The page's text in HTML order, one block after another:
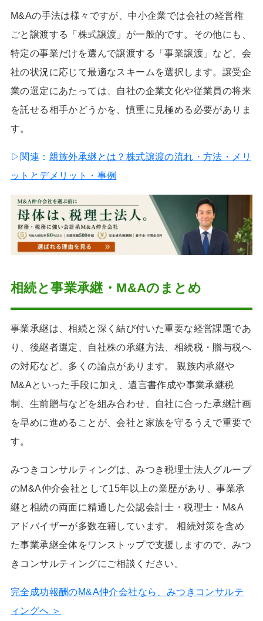
M&Aの手法は様々ですが、中小企業では会社の経営権
ごと譲渡する「株式譲渡」が一般的です。その他にも、
特定の事業だけを選んで譲渡する「事業譲渡」など、会
社の状況に応じて最適なスキームを選択します。譲受企
業の選定にあたっては、自社の企業文化や従業員の将来
を託せる相手かどうかを、慎重に見極める必要がありま
す。
▷関連： 親族外承継とは？株式譲渡の流れ・方法・メリ
ットとデメリット・事例
相続と事業承継・M&Aのまとめ
事業承継は、相続と深く結び付いた重要な経営課題であ
り、後継者選定、自社株の承継方法、相続税・贈与税へ
の対応など、多くの論点があります。 親族内承継や
M&Aといった手段に加え、遺言書作成や事業承継税
制、生前贈与などを組み合わせ、自社に合った承継計画
を早めに進めることが、会社と家族を守るうえで重要で
す。
みつきコンサルティングは、みつき税理士法人グループ
のM&A仲介会社として15年以上の業歴があり、事業承
継と相続の両面に精通した公認会計士・税理士・M&A
アドバイザーが多数在籍しています。 相続対策を含め
た事業承継全体をワンストップで支援しますので、みつ
きコンサルティングにご相談ください。
完全成功報酬のM&A仲介会社なら、みつきコンサルテ
ィングへ ＞